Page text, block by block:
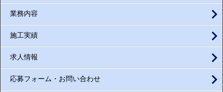
業務内容
施工実績
求人情報
応募フォーム・お問い合わせ